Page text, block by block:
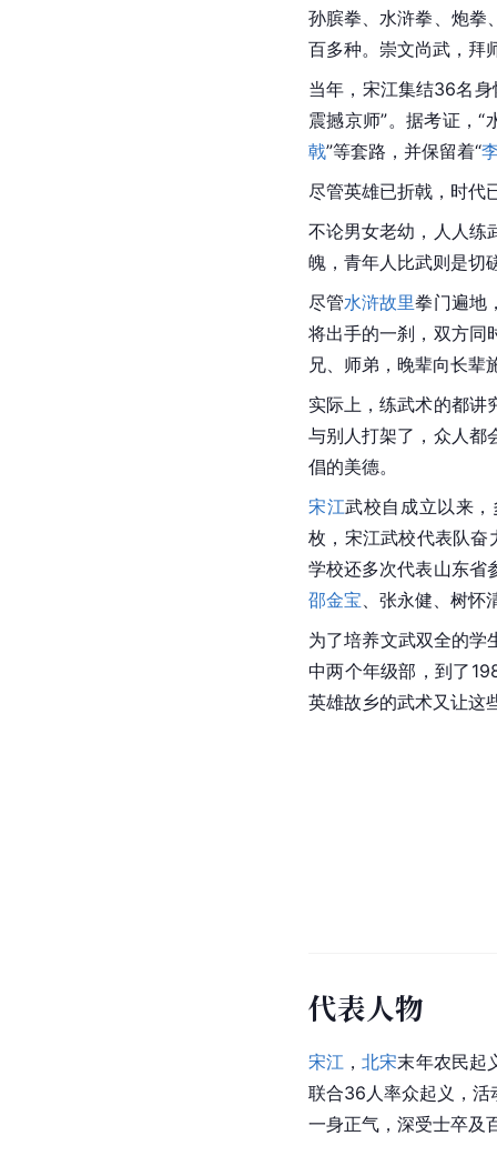
孙膑拳、水浒拳、炮拳
百多种。崇文尚武，拜
当年，宋江集结36名
震撼京师”。据考证，“
戟”等套路，并保留着“
尽管英雄已折戟，时代
不论男女老幼，人人练
魄，青年人比武则是切
尽管水浒故里拳门遍地
将出手的一刹，双方同
兄、师弟，晚辈向长辈
实际上，练武术的都讲
与别人打架了，众人都
倡的美德。
宋江武校自成立以来
枚，宋江武校代表队奋
学校还多次代表山东省
邵金宝、张永健、树怀
为了培养文武双全的学
中两个年级部，到了
英雄故乡的武术又让这
代表人物
宋江 ，北宋末年农民起
联合36人率众起义，活
一身正气，深受士卒及